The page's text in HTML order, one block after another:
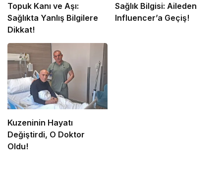
Topuk Kanı ve Aşı:
Sağlıkta Yanlış Bilgilere
Dikkat!
Sağlık Bilgisi: Aileden
Influencer’a Geçiş!
Kuzeninin Hayatı
Değiştirdi, O Doktor
Oldu!